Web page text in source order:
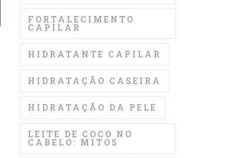
FORTALECIMENTO
CAPILAR
HIDRATANTE CAPILAR
HIDRATAÇÃO CASEIRA
HIDRATAÇÃO DA PELE
LEITE DE COCO NO
CABELO: MITOS